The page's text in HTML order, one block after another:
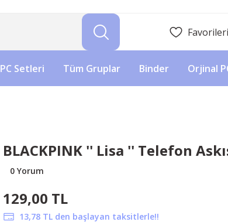
PC Setleri Tüm Gruplar Binder Orjinal
BLACKPINK '' Lisa '' Telefon
0 Yorum
129,00 TL
13,78 TL den başlayan taksitlerle!!